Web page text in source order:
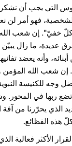
التي يجب أن
فهو أمر لن
خفيّ". إن شعب
عديدة، ما زال
وأنه يعضد
إن شعب الله المؤمن
وجه للكنيسة
ربها في المحور.
الذي يحرّرنا من آفة
هذه الفظائع.
الأكثر فعالية